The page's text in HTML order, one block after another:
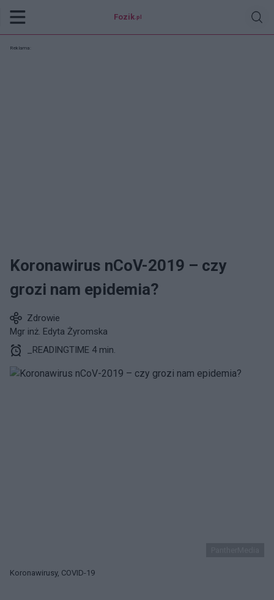
Fozik .pl
Reklama:
Koronawirus nCoV-2019 – czy
grozi nam epidemia?
Zdrowie
Mgr inż. Edyta Żyromska
_READINGTIME 4 min.
Koronawirusy, COVID-19